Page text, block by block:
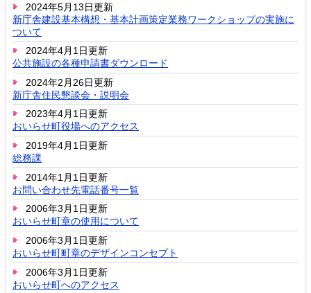
2024年5月13日更新
新庁舎建設基本構想・基本計画策定業務ワークショップの実施に
ついて
2024年4月1日更新
公共施設の各種申請書ダウンロード
2024年2月26日更新
新庁舎住民懇談会・説明会
2023年4月1日更新
おいらせ町役場へのアクセス
2019年4月1日更新
総務課
2014年1月1日更新
お問い合わせ先電話番号一覧
2006年3月1日更新
おいらせ町章の使用について
2006年3月1日更新
おいらせ町町章のデザインコンセプト
2006年3月1日更新
おいらせ町へのアクセス